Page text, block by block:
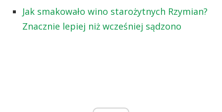
Jak smakowało wino starożytnych Rzymian?
Znacznie lepiej niż wcześniej sądzono